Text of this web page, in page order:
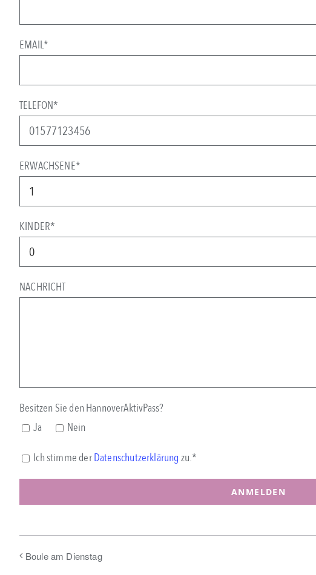
EMAIL*
TELEFON*
ERWACHSENE*
KINDER*
NACHRICHT
Besitzen Sie den HannoverAktivPass?
Ja
Nein
Ich stimme derDatenschutzerklärung zu.*
Boule am Dienstag